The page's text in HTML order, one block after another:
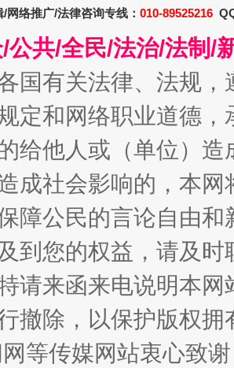
火 生生不息
库”的免责幌子
/网络推广/法律咨询专线： 010-89525216
公共/全民/法治/法制/
国有关法律、法规
定和网络职业道德
给他人或（单位）
成社会影响的，本
障公民的言论自由
到您的权益，请及
请来函来电说明本
撤除，以保护版权
等传媒网站衷心致